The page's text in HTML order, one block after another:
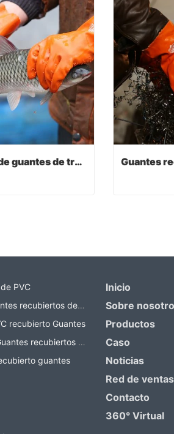
Fabricante de guantes de trabajo
PVC
Varias funciones guantes recubiertos de PVC
recubierto Guantes
Diversas industrias Guantes recubiertos de PVC
guantes
Inicio
Sobre
Productos
Caso
Noticias
Red de ventas
Contacto
360° Virtual